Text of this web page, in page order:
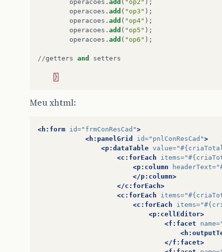
operacoes . add ( "op2" );
operacoes . add ( "op3" );
operacoes . add ( "op4" );
operacoes . add ( "op5" );
operacoes . add ( "op6" );
//getters and setters
}
Meu xhtml:
<h:form id="frmConResCad">
<h:panelGrid
id="pnlConResCad">
<p:dataTable value=
<c:forEach
items=
<p:column
headerText=
</p:column>
</c:forEach>
<c:forEach
items=
<c:forEach
items=
<p:cellEditor>
<f:facet
name=
</f:facet>